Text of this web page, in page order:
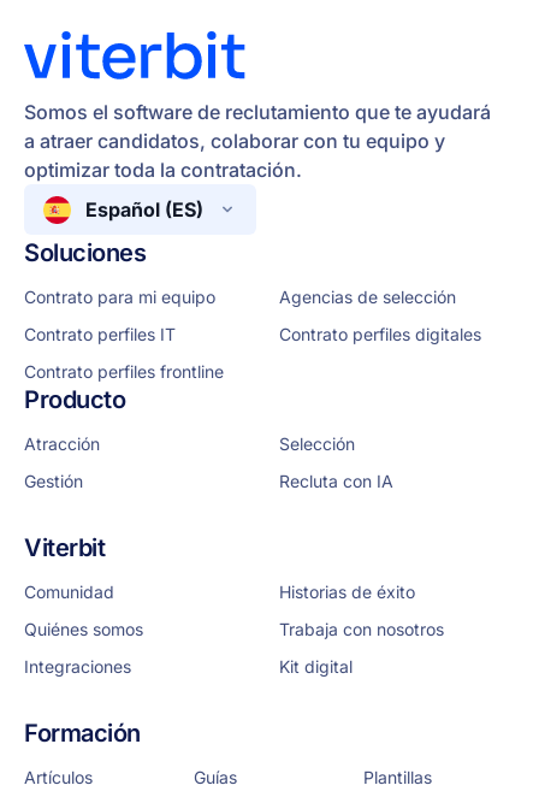
Somos el software de reclutamiento que te ayudará
a atraer candidatos, colaborar con tu equipo y
optimizar toda la contratación.
Español (ES)
Soluciones
Contrato para mi equipo
Agencias de selección
Contrato perfiles IT
Contrato perfiles digitales
Contrato perfiles frontline
Producto
Atracción
Selección
Gestión
Recluta con IA
Viterbit
Comunidad
Historias de éxito
Quiénes somos
Trabaja con nosotros
Integraciones
Kit digital
Formación
Artículos Guías
Plantillas